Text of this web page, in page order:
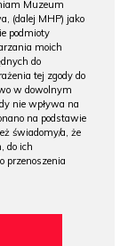
Muzeum
(dalej MHP) jako
podmioty
moich
do
tej zgody do
w dowolnym
nie wpływa na
na podstawie
świadomy/a, że
do ich
przenoszenia